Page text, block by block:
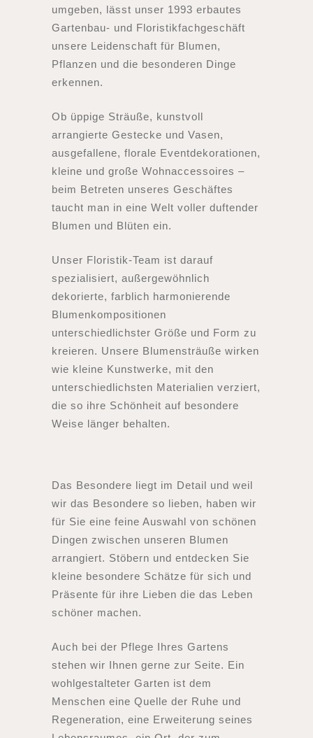
umgeben, lässt unser 1993 erbautes
Gartenbau- und Floristikfachgeschäft
unsere Leidenschaft für Blumen,
Pflanzen und die besonderen Dinge
erkennen.
Ob üppige Sträuße, kunstvoll
arrangierte Gestecke und Vasen,
ausgefallene, florale Eventdekorationen,
kleine und große Wohnaccessoires –
beim Betreten unseres Geschäftes
taucht man in eine Welt voller duftender
Blumen und Blüten ein.
Unser Floristik-Team ist darauf
spezialisiert, außergewöhnlich
dekorierte, farblich harmonierende
Blumenkompositionen
unterschiedlichster Größe und Form zu
kreieren. Unsere Blumensträuße wirken
wie kleine Kunstwerke, mit den
unterschiedlichsten Materialien verziert,
die so ihre Schönheit auf besondere
Weise länger behalten.
Das Besondere liegt im Detail und weil
wir das Besondere so lieben, haben wir
für Sie eine feine Auswahl von schönen
Dingen zwischen unseren Blumen
arrangiert. Stöbern und entdecken Sie
kleine besondere Schätze für sich und
Präsente für ihre Lieben die das Leben
schöner machen.
Auch bei der Pflege Ihres Gartens
stehen wir Ihnen gerne zur Seite. Ein
wohlgestalteter Garten ist dem
Menschen eine Quelle der Ruhe und
Regeneration, eine Erweiterung seines